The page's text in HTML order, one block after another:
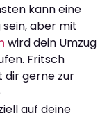
kann eine
aber mit
wird dein Umzug
Fritsch
dir gerne zur
auf deine